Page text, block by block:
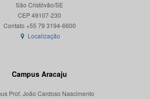
São Cristóvão/SE
CEP 49107-230
Localização
Campus Aracaju
Prof. João Cardoso Nascimento